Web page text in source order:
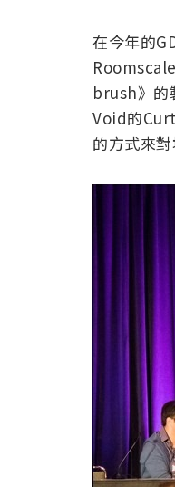
在今年的
brush》
Void的
的方式來